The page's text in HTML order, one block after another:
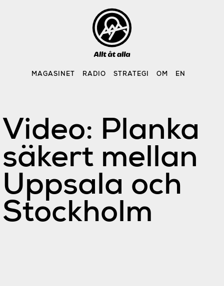
MAGASINET RADIO STRATEGI OM EN
Video: Planka
säkert mellan
Uppsala och
Stockholm